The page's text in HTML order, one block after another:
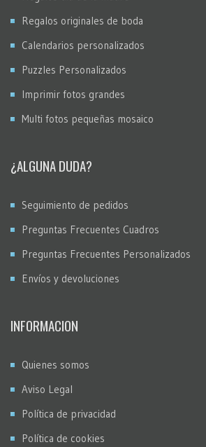
Regalos originales de boda
Calendarios personalizados
Puzzles Personalizados
Imprimir fotos grandes
Multi fotos pequeñas mosaico
¿ALGUNA DUDA?
Seguimiento de pedidos
Preguntas Frecuentes Cuadros
Preguntas Frecuentes Personalizados
Envíos y devoluciones
INFORMACION
Quienes somos
Aviso Legal
Política de privacidad
Política de cookies